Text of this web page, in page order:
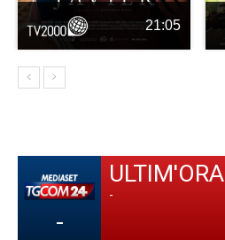
21:05
-
ULTIM'ORA
-